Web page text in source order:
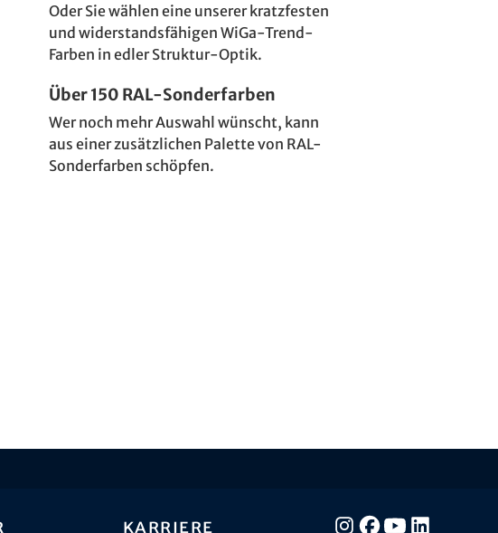
Oder Sie wählen eine unserer kratzfesten
und widerstandsfähigen WiGa-Trend-
Farben in edler Struktur-Optik.
Über 150 RAL-Sonderfarben
Wer noch mehr Auswahl wünscht, kann
aus einer zusätzlichen Palette von RAL-
Sonderfarben schöpfen.
Karriere